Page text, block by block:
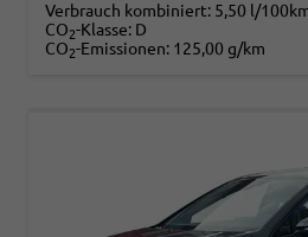
Verbrauch kombiniert: 5,50 l/
CO2-Klasse: D
CO2-Emissionen: 125,00 g/km